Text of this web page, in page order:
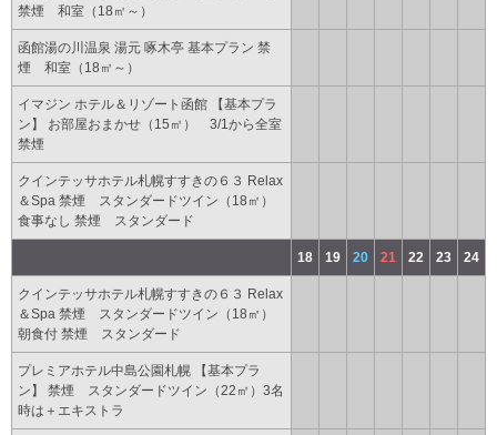
禁煙 和室（18㎡～）
函館湯の川温泉 湯元 啄木亭 基本プラン 禁
煙 和室（18㎡～）
イマジン ホテル＆リゾート函館 【基本プラ
ン】 お部屋おまかせ（15㎡） 3/1から全室
禁煙
クインテッサホテル札幌すすきの６３ Relax
＆Spa 禁煙 スタンダードツイン（18㎡）
食事なし 禁煙 スタンダード
18 19 20 21 22 23 24
クインテッサホテル札幌すすきの６３ Relax
＆Spa 禁煙 スタンダードツイン（18㎡）
朝食付 禁煙 スタンダード
プレミアホテル中島公園札幌 【基本プラ
ン】 禁煙 スタンダードツイン（22㎡）3名
時は＋エキストラ